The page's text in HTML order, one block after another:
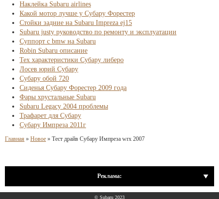
Наклейка Subaru airlines
Какой мотор лучше у Субару Форестер
Стойки задние на Subaru Impreza ej15
Subaru justy руководство по ремонту и эксплуатации
Суппорт с bmw на Subaru
Robin Subaru описание
Тех характеристики Субару либеро
Лосев юрий Субару
Субару обой 720
Сиденья Субару Форестер 2009 года
Фары хрустальные Subaru
Subaru Legacy 2004 проблемы
Трафарет для Субару
Субару Импреза 2011г
Главная » Новое » Тест драйв Субару Импреза wrx 2007
Реклама:
© Subaru 2023